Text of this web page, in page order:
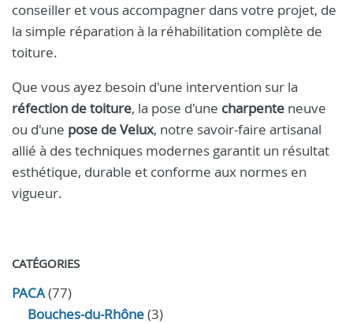
conseiller et vous accompagner dans votre projet, de
la simple réparation à la réhabilitation complète de
toiture.
Que vous ayez besoin d'une intervention sur la
réfection de toiture, la pose d'une charpente neuve
ou d'une pose de Velux, notre savoir-faire artisanal
allié à des techniques modernes garantit un résultat
esthétique, durable et conforme aux normes en
vigueur.
CATÉGORIES
PACA(77)
Bouches-du-Rhône(3)